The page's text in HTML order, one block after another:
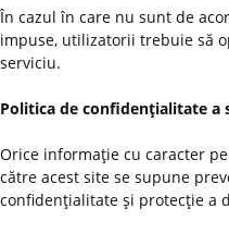
În cazul în care nu sunt de
impuse, utilizatorii trebuie să
serviciu.
Politica de confidenţialitate a
Orice informaţie cu caracter
către acest site se supune
confidenţialitate şi protecţie a